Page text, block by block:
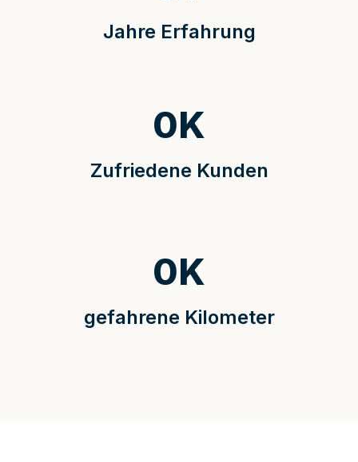
Jahre Erfahrung
Zufriedene Kunden
0K
gefahrene Kilometer
0K